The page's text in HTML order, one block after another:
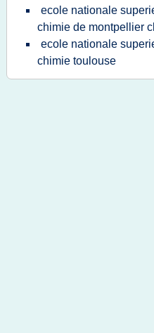
ecole nationale
chimie de montpellier
ecole nationale
chimie toulouse